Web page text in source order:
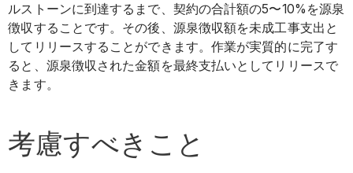
ルストーンに到達するまで、契約の合計額の5〜10%を源泉
徴収することです。その後、源泉徴収額を未成工事支出と
してリリースすることができます。作業が実質的に完了す
ると、源泉徴収された金額を最終支払いとしてリリースで
きます。
考慮すべきこと